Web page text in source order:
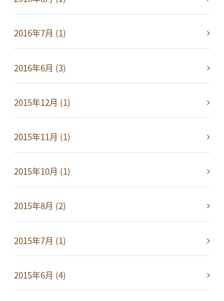
2016年7月 (1)
2016年6月 (3)
2015年12月 (1)
2015年11月 (1)
2015年10月 (1)
2015年8月 (2)
2015年7月 (1)
2015年6月 (4)